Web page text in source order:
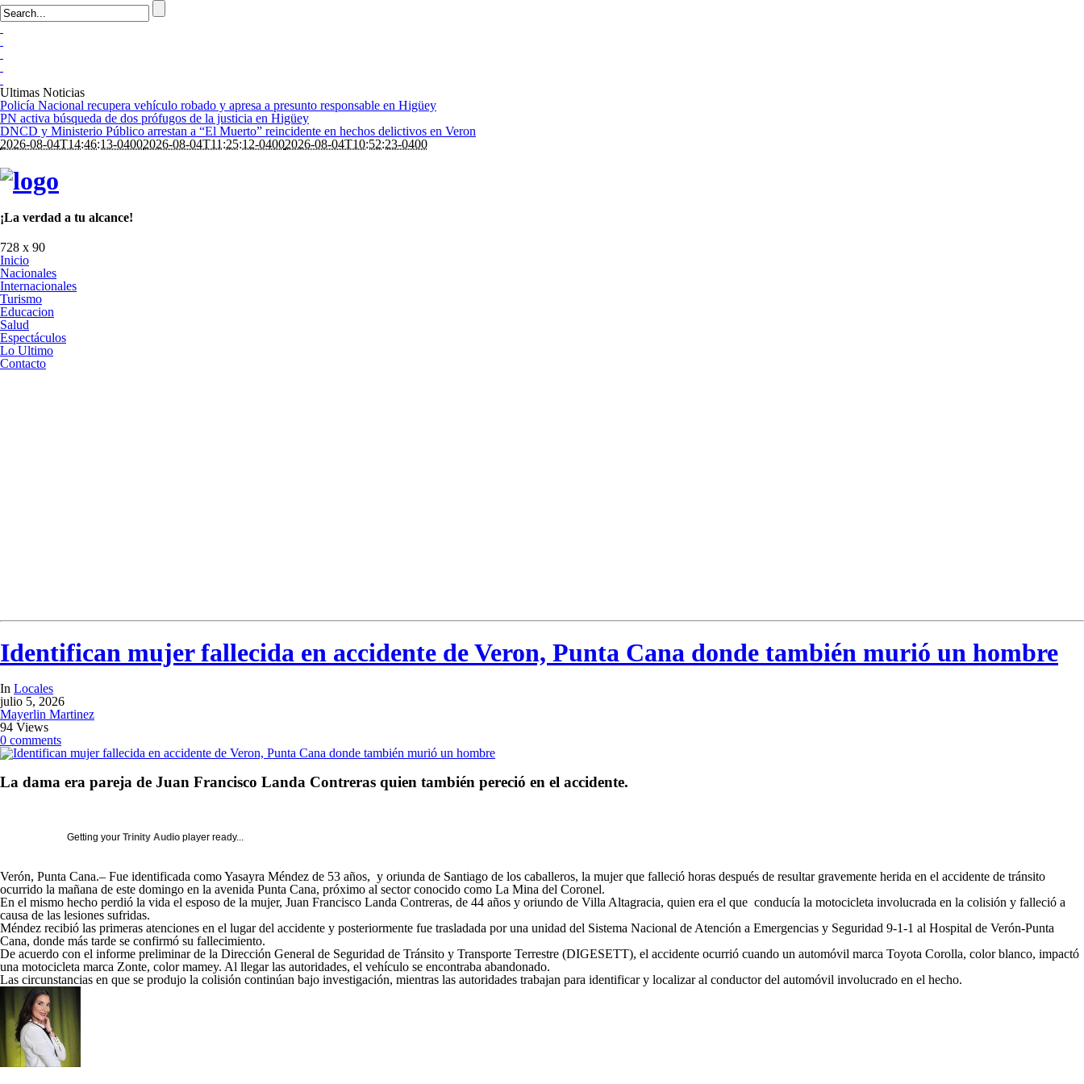
Ultimas Noticias
Policía Nacional recupera vehículo robado y apresa a presunto responsable en Higüey
PN activa búsqueda de dos prófugos de la justicia en Higüey
DNCD y Ministerio Público arrestan a “El Muerto” reincidente en hechos delictivos en Veron
2026-08-04T14:46:13-04002026-08-04T11:25:12-04002026-08-04T10:52:23-0400
¡La verdad a tu alcance!
728 x 90
Inicio
Nacionales
Internacionales
Turismo
Educacion
Salud
Espectáculos
Lo Ultimo
Contacto
Identifican mujer fallecida en accidente de Veron, Punta Cana donde también murió un hombre
In Locales
julio 5, 2026
Mayerlin Martinez
94 Views
0 comments
La dama era pareja de Juan Francisco Landa Contreras quien también pereció en el accidente.
Getting your Trinity Audio player ready...
Verón, Punta Cana.– Fue identificada como Yasayra Méndez de 53 años, y oriunda de Santiago de los caballeros, la mujer que falleció horas después de resultar gravemente herida en el accidente de tránsito
ocurrido la mañana de este domingo en la avenida Punta Cana, próximo al sector conocido como La Mina del Coronel.
En el mismo hecho perdió la vida el esposo de la mujer, Juan Francisco Landa Contreras, de 44 años y oriundo de Villa Altagracia, quien era el que conducía la motocicleta involucrada en la colisión y falleció a
causa de las lesiones sufridas.
Méndez recibió las primeras atenciones en el lugar del accidente y posteriormente fue trasladada por una unidad del Sistema Nacional de Atención a Emergencias y Seguridad 9-1-1 al Hospital de Verón-Punta
Cana, donde más tarde se confirmó su fallecimiento.
De acuerdo con el informe preliminar de la Dirección General de Seguridad de Tránsito y Transporte Terrestre (DIGESETT), el accidente ocurrió cuando un automóvil marca Toyota Corolla, color blanco, impactó
una motocicleta marca Zonte, color mamey. Al llegar las autoridades, el vehículo se encontraba abandonado.
Las circunstancias en que se produjo la colisión continúan bajo investigación, mientras las autoridades trabajan para identificar y localizar al conductor del automóvil involucrado en el hecho.